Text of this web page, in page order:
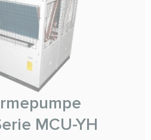
MCU-YH